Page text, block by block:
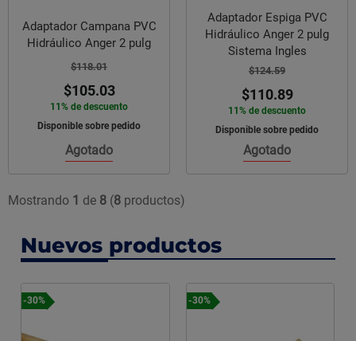
Adaptador Campana PVC
Hidráulico Anger 2 pulg
$118.01
$105.03
11% de descuento
Disponible sobre pedido
Agotado
Adaptador Espiga PVC
Hidráulico Anger 2 pulg
Sistema Ingles
$124.59
$110.89
11% de descuento
Disponible sobre pedido
Agotado
Mostrando 1 de 8 (8 productos)
Nuevos productos
-30% -30%